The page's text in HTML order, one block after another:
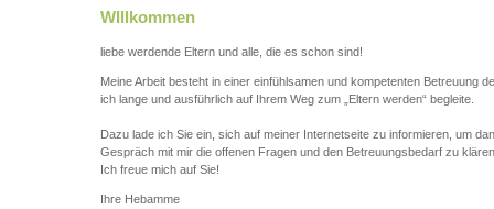
WIllkommen
liebe werdende Eltern und alle, die es schon sind!
Meine Arbeit besteht in einer einfühlsamen und kompetenten Betreuung
ich lange und ausführlich auf Ihrem Weg zum „Eltern werden“ begleite.
Dazu lade ich Sie ein, sich auf meiner Internetseite zu informieren, um
Gespräch mit mir die offenen Fragen und den Betreuungsbedarf zu
Ich freue mich auf Sie!
Ihre Hebamme